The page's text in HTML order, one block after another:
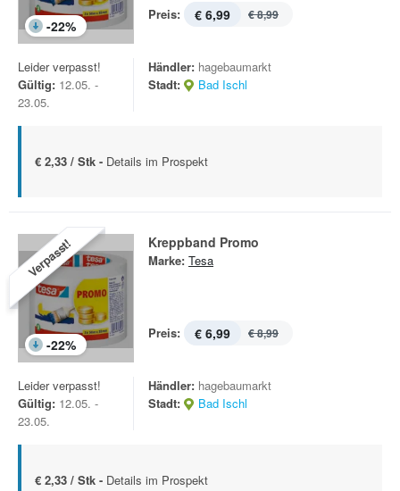
-22%
Preis: € 6,99 € 8,99
Leider verpasst!
Gültig: 12.05. -
23.05.
Händler: hagebaumarkt
Stadt:
Bad Ischl
€ 2,33 / Stk - Details im Prospekt
Verpasst!
-22%
Kreppband Promo
Marke: Tesa
Preis: € 6,99 € 8,99
Leider verpasst!
Gültig: 12.05. -
23.05.
Händler: hagebaumarkt
Stadt:
Bad Ischl
€ 2,33 / Stk - Details im Prospekt